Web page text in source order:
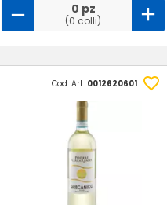
0 pz
(0 colli)
Cod. Art. 0012620601